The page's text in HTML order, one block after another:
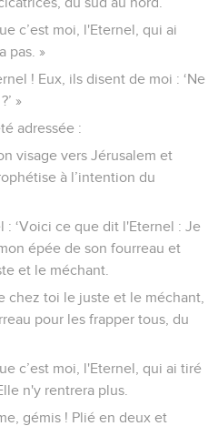
c’est moi, l'Eternel, qui ai
pas. »
! Eux, ils disent de moi : ‘Ne
»
adressée :
visage vers Jérusalem et
à l’intention du
: ‘Voici ce que dit l'Eternel : Je
épée de son fourreau et
et le méchant.
chez toi le juste et le méchant,
pour les frapper tous, du
c’est moi, l'Eternel, qui ai tiré
n'y rentrera plus.
gémis ! Plié en deux et